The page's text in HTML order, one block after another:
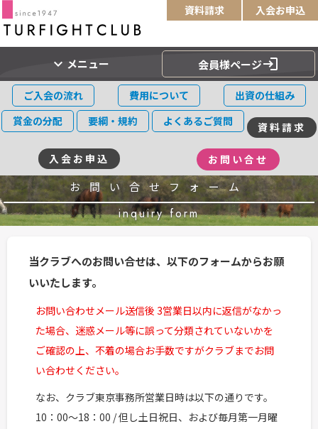
資料請求 入会お申込
expand_more メニュー 会員様ページlogin
ご入会の流れ 費用について
出資の仕組み
賞金の分配
要綱・規約 よくあるご質問 資料請求
入会お申込 お問い合せ
お問い合せフォーム
inquiry form
当クラブへのお問い合せは、以下のフォームからお願
いいたします。
お問い合わせメール送信後 3営業日以内に返信がなかっ
た場合、迷惑メール等に誤って分類されていないかを
ご確認の上、不着の場合お手数ですがクラブまでお問
い合わせください。
なお、クラブ東京事務所営業日時は以下の通りです。
10：00～18：00 / 但し土日祝日、および毎月第一月曜